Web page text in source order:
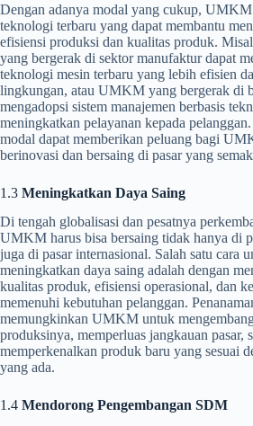
Dengan adanya modal yang cukup, UMKM
teknologi terbaru yang dapat membantu
efisiensi produksi dan kualitas produk.
yang bergerak di sektor manufaktur dapat
teknologi mesin terbaru yang lebih efisien
lingkungan, atau UMKM yang bergerak di
mengadopsi sistem manajemen berbasis
meningkatkan pelayanan kepada pelanggan.
modal dapat memberikan peluang bagi
berinovasi dan bersaing di pasar yang
1.3 Meningkatkan Daya Saing
Di tengah globalisasi dan pesatnya
UMKM harus bisa bersaing tidak hanya di
juga di pasar internasional. Salah satu cara
meningkatkan daya saing adalah dengan
kualitas produk, efisiensi operasional, dan
memenuhi kebutuhan pelanggan.
memungkinkan UMKM untuk
produksinya, memperluas jangkauan pasar,
memperkenalkan produk baru yang sesuai
yang ada.
1.4 Mendorong Pengembangan SDM